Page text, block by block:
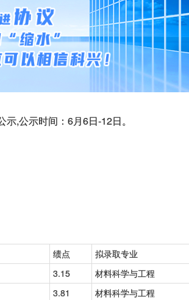
,公示时间：6月6日-12日。
绩点
拟录取专业
3.15
材料科学与工程
3.81
材料科学与工程